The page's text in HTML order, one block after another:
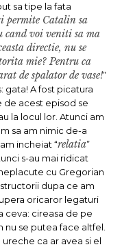
sa tipe la fata
permite Catalin sa
cand voi veniti sa ma
directie, nu se
mie? Pentru ca
de spalator de vase!”
gata! A fost picatura
de acest episod se
la locul lor. Atunci am
sa am nimic de-a
incheiat “relatia”
s-au mai ridicat
cu Gregorian
dupa ce am
oricaror legaturi
ceva: cireasa de pe
nu se putea face altfel.
ca ar avea si el